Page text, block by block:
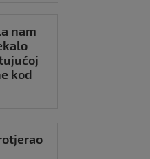
nam
kod